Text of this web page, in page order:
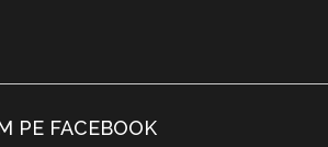
PE FACEBOOK